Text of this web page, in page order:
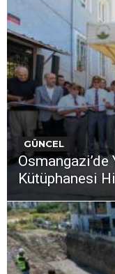
GÜNCEL
Kütüphanesi